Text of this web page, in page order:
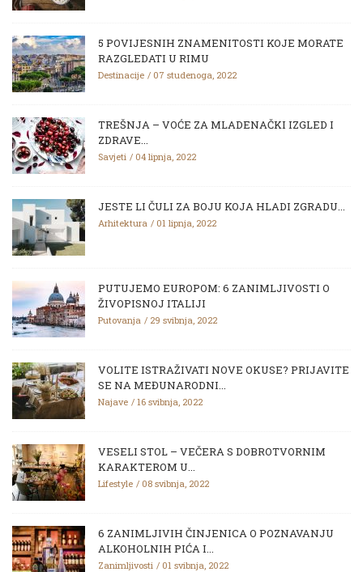
5 POVIJESNIH ZNAMENITOSTI KOJE MORATE
RAZGLEDATI U RIMU
Destinacije 07 studenoga, 2022
TREŠNJA – VOĆE ZA MLADENAČKI IZGLED I
ZDRAVE...
Savjeti 04 lipnja, 2022
JESTE LI ČULI ZA BOJU KOJA HLADI ZGRADU...
Arhitektura 01 lipnja, 2022
PUTUJEMO EUROPOM: 6 ZANIMLJIVOSTI O
ŽIVOPISNOJ ITALIJI
Putovanja 29 svibnja, 2022
VOLITE ISTRAŽIVATI NOVE OKUSE? PRIJAVITE
SE NA MEĐUNARODNI...
Najave 16 svibnja, 2022
VESELI STOL – VEČERA S DOBROTVORNIM
KARAKTEROM U...
Lifestyle 08 svibnja, 2022
6 ZANIMLJIVIH ČINJENICA O POZNAVANJU
ALKOHOLNIH PIĆA I...
Zanimljivosti 01 svibnja, 2022